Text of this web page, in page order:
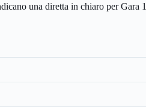
una diretta in chiaro per Gara